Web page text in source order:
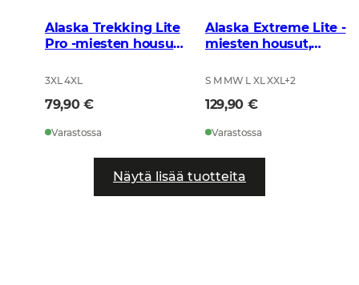
Alaska Trekking Lite
Pro -miesten housut,
3XL 4XL
79,90 €
Varastossa
Alaska Extreme Lite -
miesten housut,
S M MW L XL XXL+2
129,90 €
Varastossa
Näytä lisää tuotteita